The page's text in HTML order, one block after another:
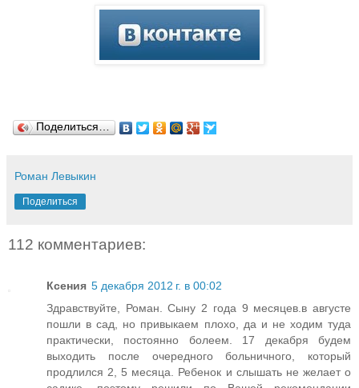
Поделиться…
Роман Левыкин
Поделиться
112 комментариев:
Ксения 5 декабря 2012 г. в 00:02
Здравствуйте, Роман. Сыну 2 года 9 месяцев.в августе
пошли в сад, но привыкаем плохо, да и не ходим туда
практически, постоянно болеем. 17 декабря будем
выходить после очередного больничного, который
продлился 2, 5 месяца. Ребенок и слышать не желает о